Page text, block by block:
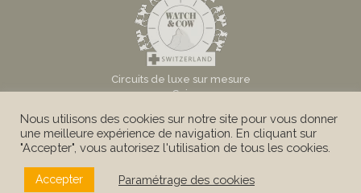
Circuits de luxe sur mesure
en Suisse
© Au Tigre Vanillé Sàrl -Mentions légales
Nous utilisons des cookies sur notre site pour vous donner
une meilleure expérience de navigation. En cliquant sur
"Accepter", vous autorisez l'utilisation de tous les cookies.
Accepter Paramétrage des cookies